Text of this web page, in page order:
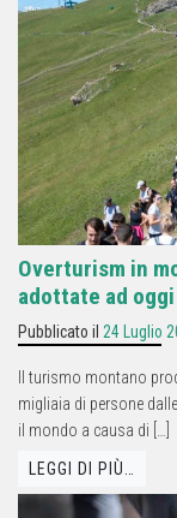
Overturism in
adottate ad oggi
Pubblicato il 24 Luglio
Il turismo montano
migliaia di persone
il mondo a causa di […]
LEGGI DI PIÙ…